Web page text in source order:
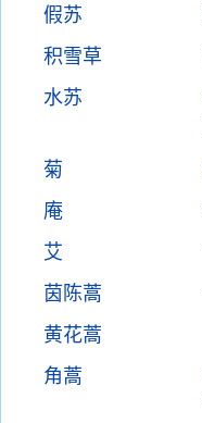
假苏
积雪草
水苏
菊
庵
艾
茵陈蒿
黄花蒿
角蒿